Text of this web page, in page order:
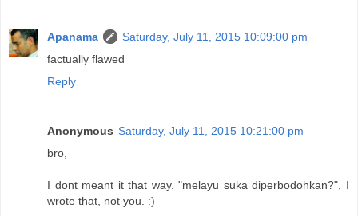
Apanama
Saturday, July 11, 2015 10:09:00 pm
factually flawed
Reply
Anonymous Saturday, July 11, 2015 10:21:00 pm
bro,
I dont meant it that way. "melayu suka diperbodohkan?", I
wrote that, not you. :)